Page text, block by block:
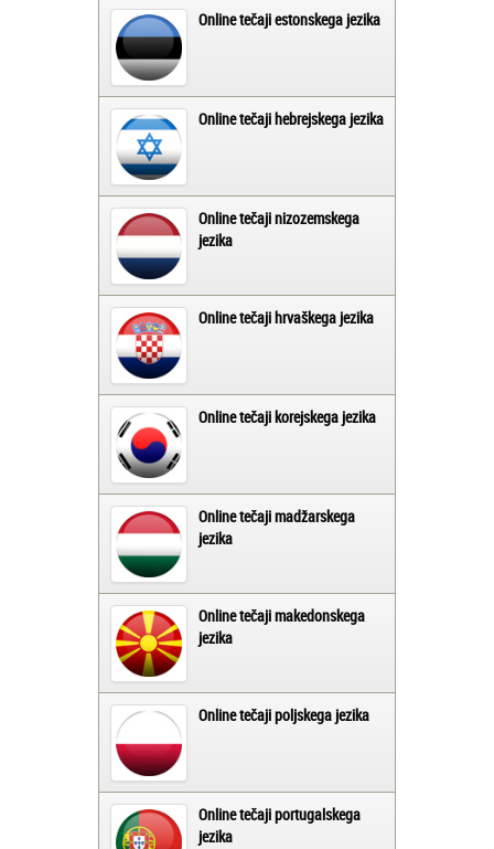
Online tečaji estonskega jezika
Online tečaji hebrejskega jezika
Online tečaji nizozemskega
jezika
Online tečaji hrvaškega jezika
Online tečaji korejskega jezika
Online tečaji madžarskega
jezika
Online tečaji makedonskega
jezika
Online tečaji poljskega jezika
Online tečaji portugalskega
jezika